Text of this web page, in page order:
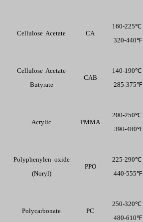
Cellulose  Acetate CA
160-225℃
  320-440℉
Cellulose  Acetate
Butyrate
CAB
140-190℃
  285-375℉
Acrylic PMMA
200-250℃
  390-480℉
Polyphenylen  oxide
(Noryl)
PPO
225-290℃
  440-555℉
Polycarbonate PC
250-320℃
  480-610℉